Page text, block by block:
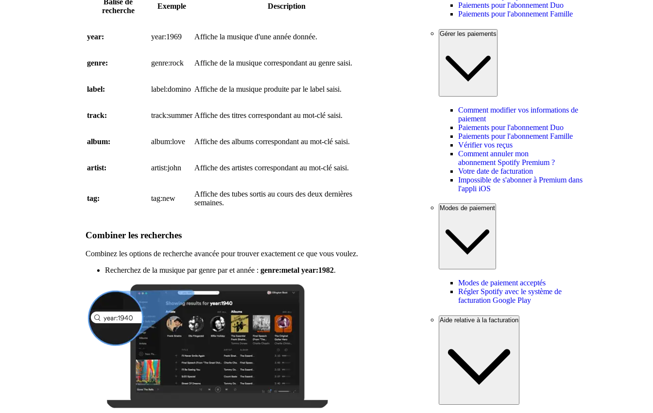
recherche
Exemple Description
year: year:1969 Affiche la musique d'une année donnée.
genre: genre:rock Affiche de la musique correspondant au genre saisi.
label: label:domino Affiche de la musique produite par le label saisi.
track: track:summer Affiche des titres correspondant au mot-clé saisi.
album: album:love Affiche des albums correspondant au mot-clé saisi.
artist: artist:john Affiche des artistes correspondant au mot-clé saisi.
tag: tag:new
Affiche des tubes sortis au cours des deux dernières
semaines.
Combiner les recherches
Combinez les options de recherche avancée pour trouver exactement ce que vous voulez.
Recherchez de la musique par genre par et année : genre:metal year:1982.
Paiements pour l'abonnement Duo
Paiements pour l'abonnement Famille
Gérer les paiements
Comment modifier vos informations de
paiement
Paiements pour l'abonnement Duo
Paiements pour l'abonnement Famille
Vérifier vos reçus
Comment annuler mon
abonnement Spotify Premium ?
Votre date de facturation
Impossible de s'abonner à Premium dans
l'appli iOS
Modes de paiement
Modes de paiement acceptés
Régler Spotify avec le système de
facturation Google Play
Aide relative à la facturation